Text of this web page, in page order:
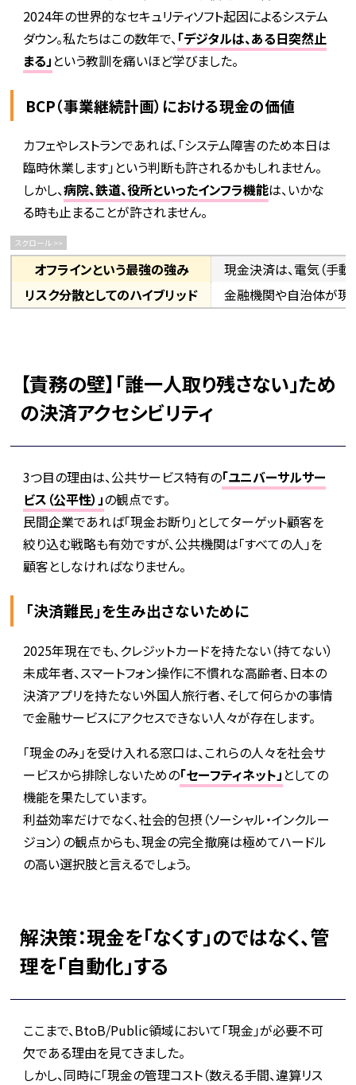
2024年の世界的なセキュリティソフト起因によるシステム
ダウン。私たちはこの数年で、「デジタルは、ある日突然止
まる」 という教訓を痛いほど学びました。
BCP（事業継続計画）における現金の価値
カフェやレストランであれば、「システム障害のため本日は
臨時休業します」という判断も許されるかもしれません。
しかし、病院、鉄道、役所といったインフラ機能は、いかな
る時も止まることが許されません。
オフラインという最強の強み
現金決済は、電気（手動
リスク分散としてのハイブリッド
金融機関や自治体が現金
【責務の壁】「誰一人取り残さない」ため
の決済アクセシビリティ
3つ目の理由は、公共サービス特有の「ユニバーサルサー
ビス（公平性）」の観点です。
民間企業であれば「現金お断り」としてターゲット顧客を
絞り込む戦略も有効ですが、公共機関は「すべての人」を
顧客としなければなりません。
「決済難民」を生み出さないために
2025年現在でも、クレジットカードを持たない（持てない）
未成年者、スマートフォン操作に不慣れな高齢者、日本の
決済アプリを持たない外国人旅行者、そして何らかの事情
で金融サービスにアクセスできない人々が存在します。
「現金のみ」を受け入れる窓口は、これらの人々を社会サ
ービスから排除しないための「セーフティネット」 としての
機能を果たしています。
利益効率だけでなく、社会的包摂（ソーシャル・インクルー
ジョン）の観点からも、現金の完全撤廃は極めてハードル
の高い選択肢と言えるでしょう。
解決策：現金を「なくす」のではなく、管
理を「自動化」する
ここまで、BtoB/Public領域において「現金」が必要不可
欠である理由を見てきました。
しかし、同時に「現金の管理コスト（数える手間、違算リス